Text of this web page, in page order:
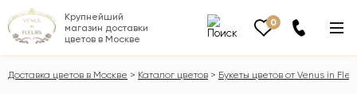
Крупнейший
магазин доставки
цветов в Москве
0
Доставка цветов в Москве Каталог цветов Букеты цветов от Venus in